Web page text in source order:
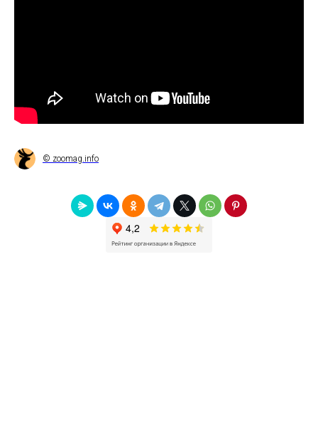
© zoomag.info